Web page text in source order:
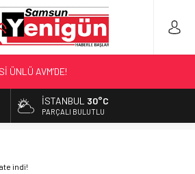
ÜNLÜ AVM’DE!
GELİYOR?
İSTANBUL 30°C
PARÇALI BULUTLU
indi!